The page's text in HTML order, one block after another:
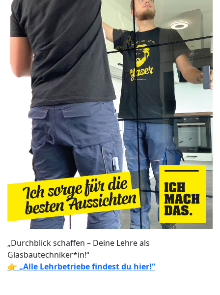
„Durchblick schaffen – Deine Lehre als
Glasbautechniker*in!“
👉 „Alle Lehrbetriebe findest du hier!“